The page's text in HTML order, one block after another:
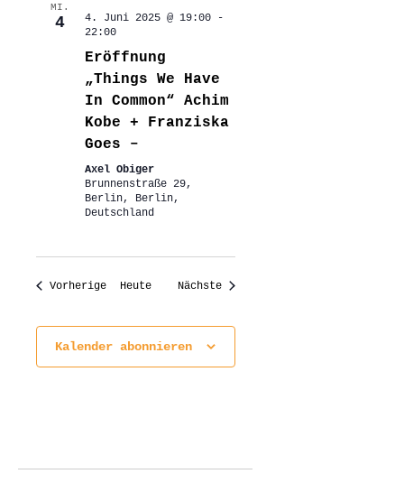
MI.
4 4. Juni 2025 @ 19:00-
22:00
Eröffnung
„Things We Have
In Common“ Achim
Kobe + Franziska
Goes –
Axel Obiger
Brunnenstraße 29,
Berlin, Berlin,
Deutschland
VorherigeVeranstaltungen
Heute NächsteVeranstaltungen
Kalender abonnieren